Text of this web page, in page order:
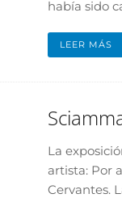
había sido
LEER MÁS
La
artista: Por
Cervantes.